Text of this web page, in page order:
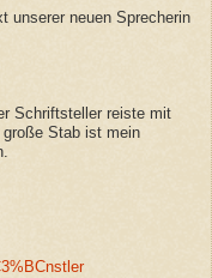
unserer neuen Sprecherin
Schriftsteller reiste mit
große Stab ist mein